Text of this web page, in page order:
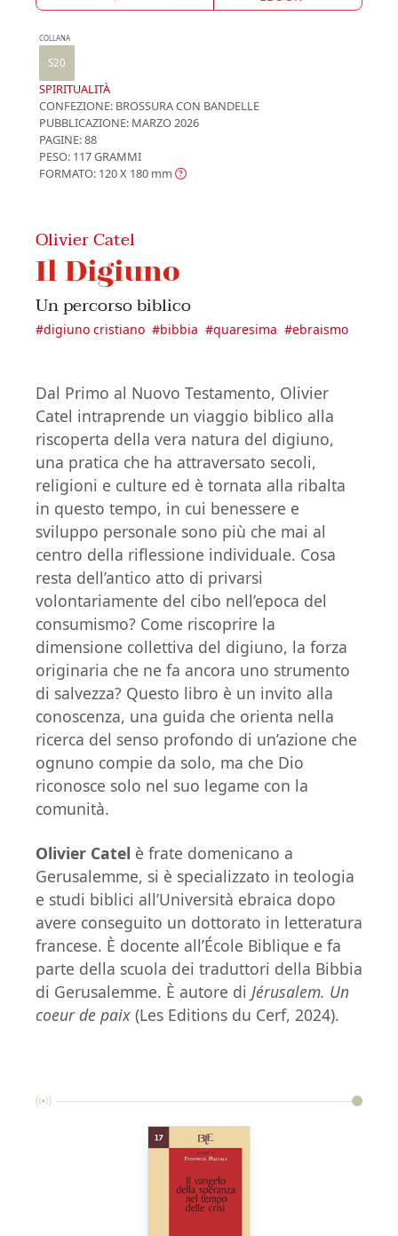
COLLANA
S20
SPIRITUALITÀ
CONFEZIONE: BROSSURA CON BANDELLE
PUBBLICAZIONE: MARZO 2026
PAGINE: 88
PESO: 117 GRAMMI
FORMATO: 120 X 180 mm
Olivier Catel
Il Digiuno
Un percorso biblico
#digiuno cristiano #bibbia #quaresima #ebraismo
Dal Primo al Nuovo Testamento, Olivier
Catel intraprende un viaggio biblico alla
riscoperta della vera natura del digiuno,
una pratica che ha attraversato secoli,
religioni e culture ed è tornata alla ribalta
in questo tempo, in cui benessere e
sviluppo personale sono più che mai al
centro della riflessione individuale. Cosa
resta dell’antico atto di privarsi
volontariamente del cibo nell’epoca del
consumismo? Come riscoprire la
dimensione collettiva del digiuno, la forza
originaria che ne fa ancora uno strumento
di salvezza? Questo libro è un invito alla
conoscenza, una guida che orienta nella
ricerca del senso profondo di un’azione che
ognuno compie da solo, ma che Dio
riconosce solo nel suo legame con la
comunità.
Olivier Catel è frate domenicano a
Gerusalemme, si è specializzato in teologia
e studi biblici all’Università ebraica dopo
avere conseguito un dottorato in letteratura
francese. È docente all’École Biblique e fa
parte della scuola dei traduttori della Bibbia
di Gerusalemme. È autore di Jérusalem. Un
coeur de paix (Les Editions du Cerf, 2024).